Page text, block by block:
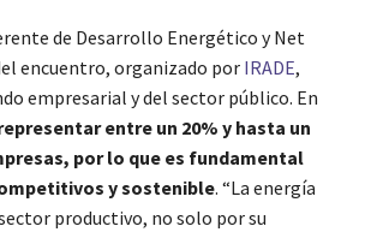
de Desarrollo Energético y Net
encuentro, organizado porIRADE,
empresarial y del sector público. En
entre un 20% y hasta un
por lo que es fundamental
y sostenible. “La energía
productivo, no solo por su